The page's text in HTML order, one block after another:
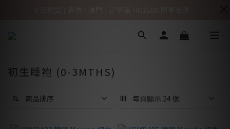
初生睡袍 (0-3MTHS)
商品排序 每頁顯示 24 個